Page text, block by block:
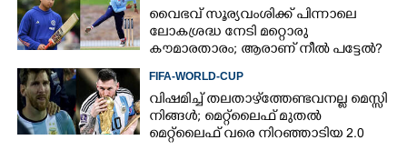
വൈഭവ് സൂര്യവംശിക്ക് പിന്നാലെ
ലോകശ്രദ്ധ നേടി മറ്റൊരു
കൗമാരതാരം; ആരാണ് നീൽ പട്ടേൽ?
FIFA-WORLD-CUP
വിഷമിച്ച് തലതാഴ്‌ത്തേണ്ടവനല്ല മെസ്സി
നിങ്ങള്‍; മെറ്റ്‌ലൈഫ് മുതല്‍
മെറ്റ്‌ലൈഫ് വരെ നിറഞ്ഞാടിയ 2.0